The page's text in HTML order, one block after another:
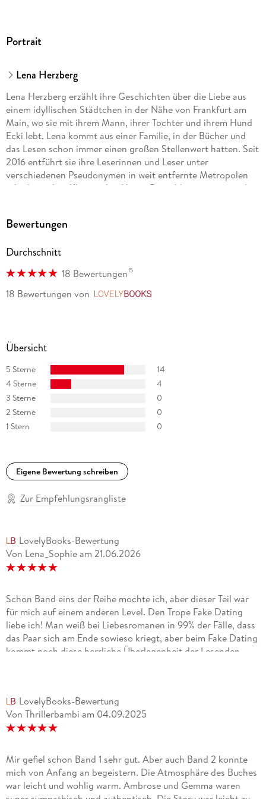
Portrait
Lena Herzberg
Lena Herzberg erzählt ihre Geschichten über die Liebe aus
einem idyllischen Städtchen in der Nähe von Frankfurt am
Main, wo sie mit ihrem Mann, ihrer Tochter und ihrem Hund
Ecki lebt. Lena kommt aus einer Familie, in der Bücher und
das Lesen schon immer einen großen Stellenwert hatten. Seit
2016 entführt sie ihre Leserinnen und Leser unter
verschiedenen Pseudonymen in weit entfernte Metropolen
oder heimelige Kleinstädte. Unter @rosebloom_autorin gibt
auszutauschen.
Bewertungen
Durchschnitt
18 Bewertungen15
18 Bewertungen von
Übersicht
5 Sterne
14
4 Sterne
4
3 Sterne
0
2 Sterne
0
1 Stern
0
Eigene Bewertung schreiben
Zur Empfehlungsrangliste
LovelyBooks-Bewertung
Von Lena_Sophie am 21.06.2026
Schon Band eins der Reihe mochte ich, aber dieser Teil war
für mich auf einem anderen Level. Den Trope Fake Dating
liebe ich! Man weiß bei Liebesromanen in 99% der Fälle, dass
das Paar sich am Ende sowieso kriegt, aber beim Fake Dating
kommt noch diese herrliche Überlegenheit der Lesenden
sind. Ich habe es sehr genossen, den Wandel von "eigentlich
ist das nicht das, was ich brauche" zu echter Liebe zu sehen.
Das ist der beste Part an dem Ganzen, die Entwicklung von
zugehen, bis sich herausstellt, sie sind dazu bestimmt,
zusammen zu sein. Klingt kitschig, ist es auch, und ich
liebs. Ambrose ist als Buchhändler natürlich der Traum von
vielen Buchmäusen, ich war hin und weg von seiner scheuen
LovelyBooks-Bewertung
Von Thrillerbambi am 04.09.2025
Mir gefiel schon Band 1 sehr gut. Aber auch Band 2 konnte
mich von Anfang an begeistern. Die Atmosphäre des Buches
war leicht und wohlig warm. Ambrose und Gemma waren